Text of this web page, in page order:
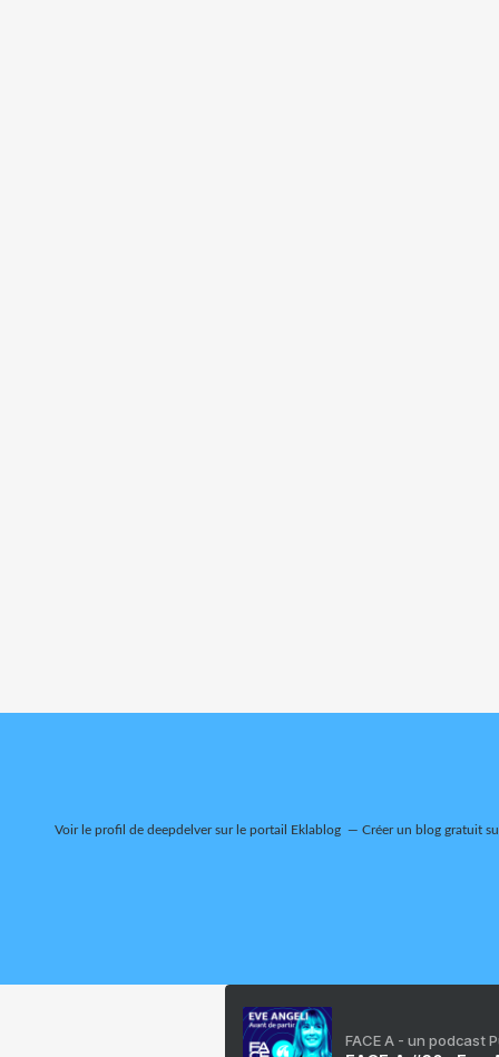
Voir le profil de deepdelversur le portail Eklablog Créer un blog gratuit
FACE A - un podcast